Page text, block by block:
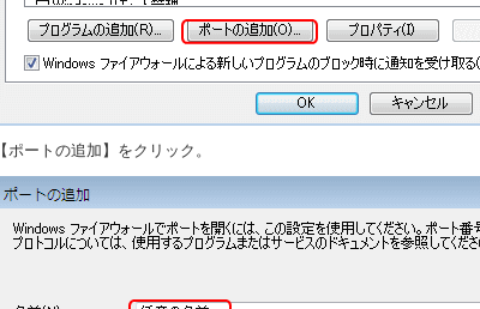
【ポートの追加】をクリック。